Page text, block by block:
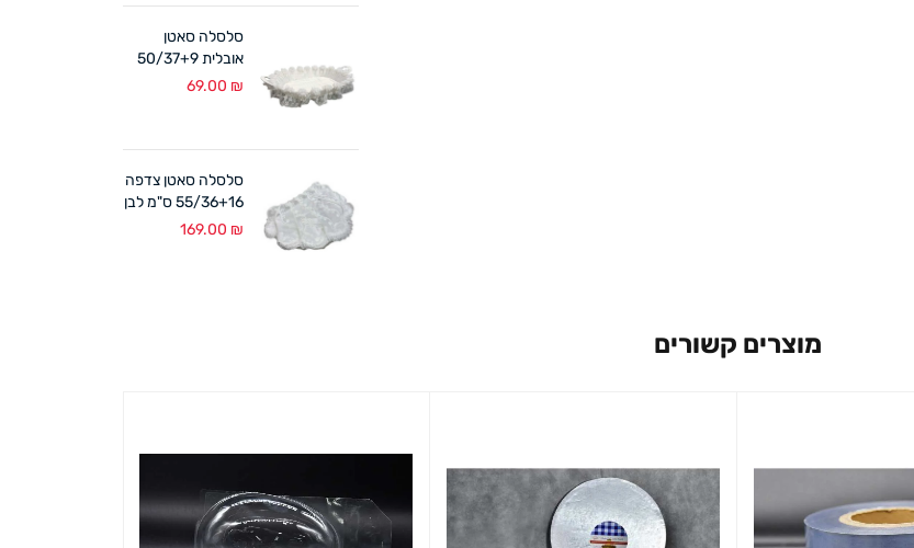
סלסלה סאטן
אובלית 50/37+9
ס"מ לבן
69.00 ₪
סלסלה סאטן צדפה
55/36+16 ס"מ לבן
169.00 ₪
מוצרים קשורים